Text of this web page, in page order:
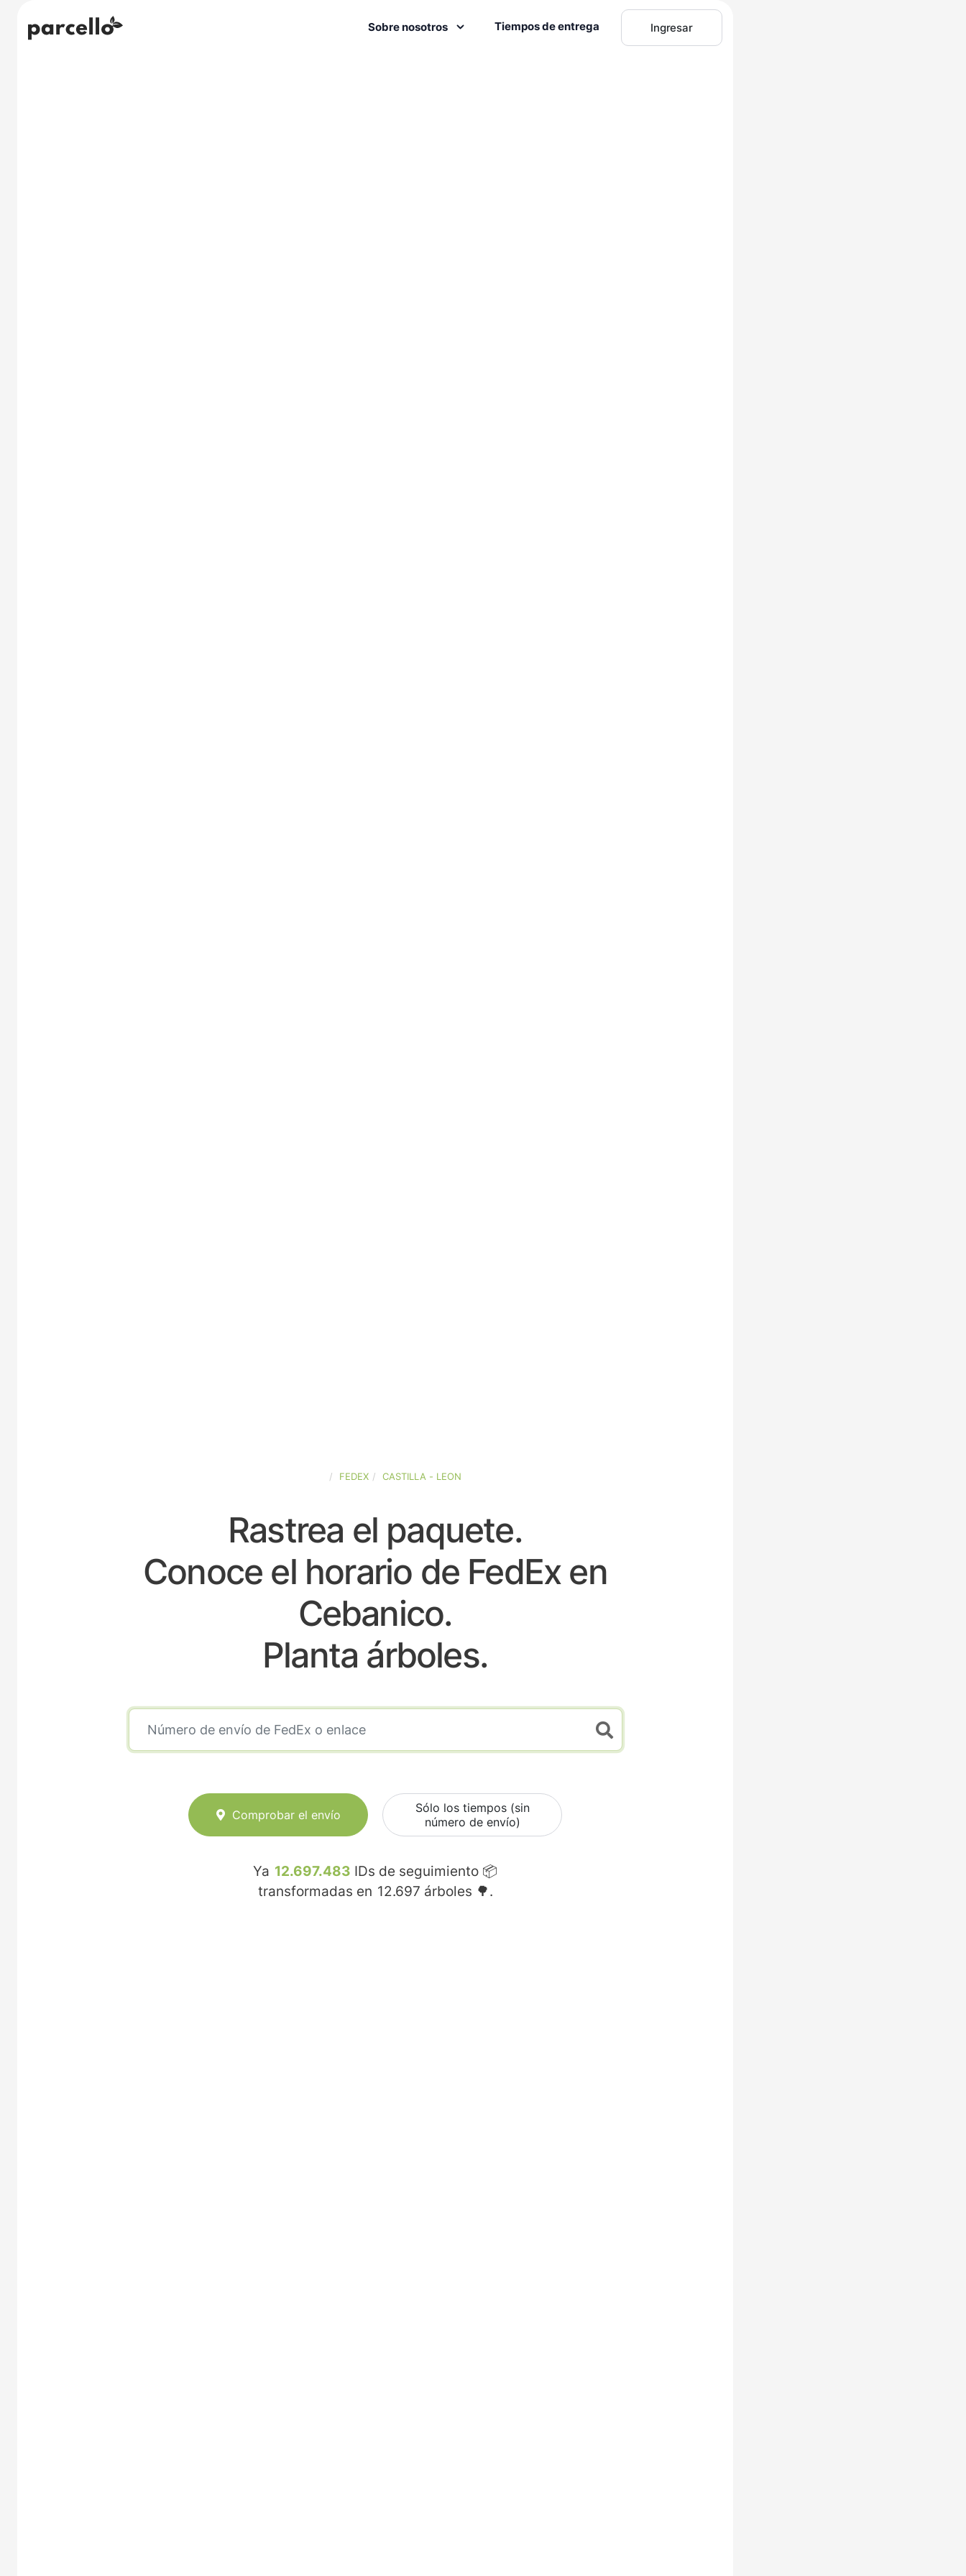
Sobre nosotros Tiempos de entrega Ingresar
FEDEX CASTILLA - LEON
Rastrea el paquete.
Conoce el horario de FedEx en
Cebanico.
Planta árboles.
Comprobar el envío
Sólo los tiempos (sin
número de envío)
Ya 12.697.483 IDs de seguimiento 📦
transformadas en 12.697 árboles 🌳.